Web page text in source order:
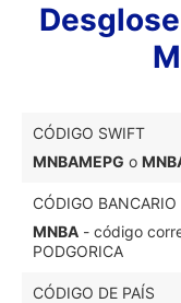
CÓDIGO SWIFT
MNBAMEPG o
CÓDIGO BANCARIO
MNBA - código
PODGORICA
CÓDIGO DE PAÍS